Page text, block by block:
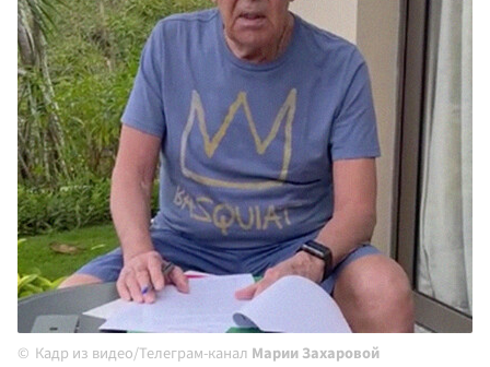
Кадр из видео/Телеграм-канал Марии Захаровой